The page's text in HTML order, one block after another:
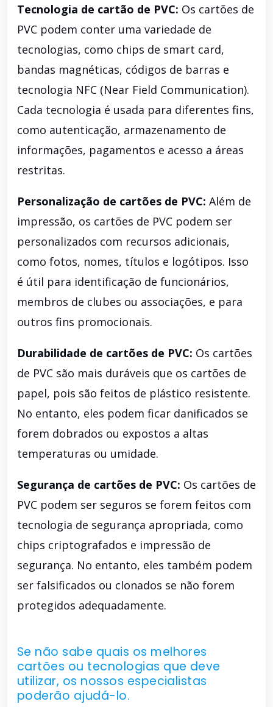
Tecnologia de cartão de PVC: Os cartões de
PVC podem conter uma variedade de
tecnologias, como chips de smart card,
bandas magnéticas, códigos de barras e
tecnologia NFC (Near Field Communication).
Cada tecnologia é usada para diferentes fins,
como autenticação, armazenamento de
informações, pagamentos e acesso a áreas
restritas.
Personalização de cartões de PVC: Além de
impressão, os cartões de PVC podem ser
personalizados com recursos adicionais,
como fotos, nomes, títulos e logótipos. Isso
é útil para identificação de funcionários,
membros de clubes ou associações, e para
outros fins promocionais.
Durabilidade de cartões de PVC: Os cartões
de PVC são mais duráveis ​​que os cartões de
papel, pois são feitos de plástico resistente.
No entanto, eles podem ficar danificados se
forem dobrados ou expostos a altas
temperaturas ou umidade.
Segurança de cartões de PVC: Os cartões de
PVC podem ser seguros se forem feitos com
tecnologia de segurança apropriada, como
chips criptografados e impressão de
segurança. No entanto, eles também podem
ser falsificados ou clonados se não forem
protegidos adequadamente.
Se não sabe quais os melhores
cartões ou tecnologias que deve
utilizar, os nossos especialistas
poderão ajudá-lo.